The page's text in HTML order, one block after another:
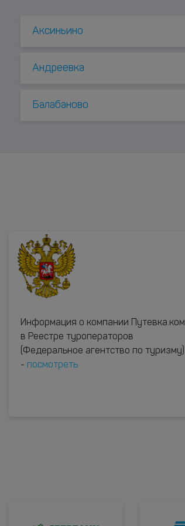
Аксиньино
Андреевка
Балабаново
Информация о компании Путевка.ком
в Реестре туроператоров
(Федеральное агентство по туризму)
- посмотреть